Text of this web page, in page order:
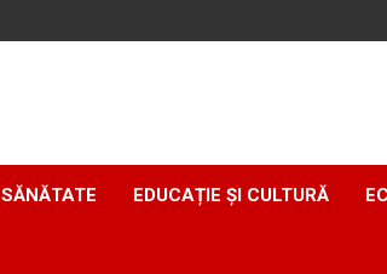
SĂNĂTATE EDUCAȚIE ȘI CULTURĂ